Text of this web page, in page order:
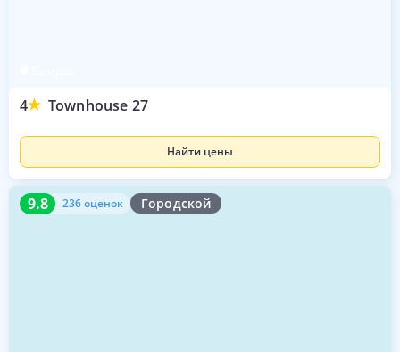
4 Townhouse 27
Найти цены
9.8 236 оценок Городской
9.8 236 оценок